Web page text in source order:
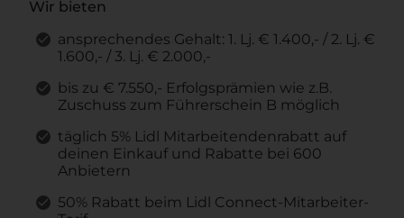
Wir bieten
ansprechendes Gehalt: 1. Lj. € 1.400,- / 2. Lj. €
1.600,- / 3. Lj. € 2.000,-
bis zu € 7.550,- Erfolgsprämien wie z.B.
Zuschuss zum Führerschein B möglich
täglich 5% Lidl Mitarbeitendenrabatt auf
deinen Einkauf und Rabatte bei 600
Anbietern
50% Rabatt beim Lidl Connect-Mitarbeiter-